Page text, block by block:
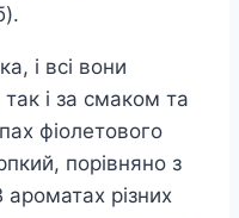
і всі вони
і за смаком та
фіолетового
порівняно з
різних